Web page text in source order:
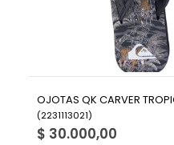
OJOTAS QK CARVER
(2231113021)
$ 30.000,00